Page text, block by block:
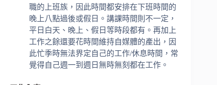
職的上班族，因此時間都安排在下班時間的
晚上八點過後或假日。講課時間則不一定，
平日白天、晚上、假日等時段都有。再加上
工作之餘還要花時間維持自媒體的產出，因
此忙季時無法界定自己的工作/休息時間，常
覺得自己週一到週日無時無刻都在工作。